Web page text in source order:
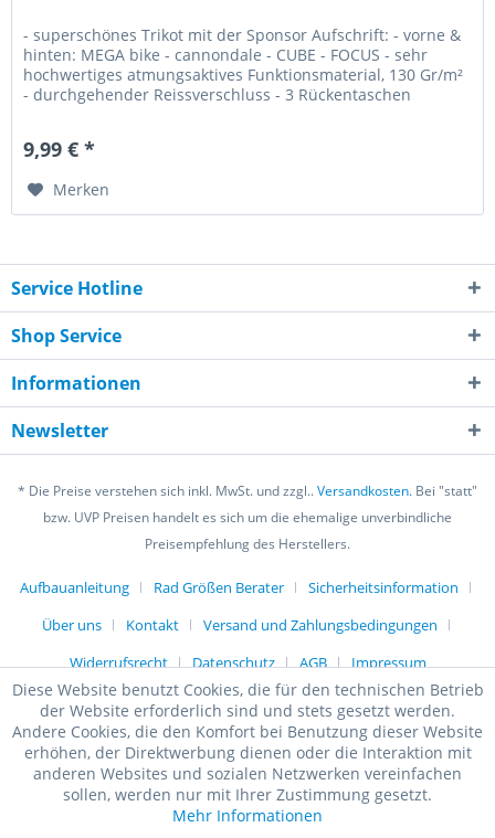
- superschönes Trikot mit der Sponsor Aufschrift: - vorne &
hinten: MEGA bike - cannondale - CUBE - FOCUS - sehr
hochwertiges atmungsaktives Funktionsmaterial, 130 Gr/m²
- durchgehender Reissverschluss - 3 Rückentaschen
9,99 € *
Merken
Service Hotline
Shop Service
Informationen
Newsletter
* Die Preise verstehen sich inkl. MwSt. und zzgl..Versandkosten. Bei "statt"
bzw. UVP Preisen handelt es sich um die ehemalige unverbindliche
Preisempfehlung des Herstellers.
Aufbauanleitung Rad Größen Berater
Sicherheitsinformation
Über uns
Kontakt
Versand und Zahlungsbedingungen
Widerrufsrecht
Datenschutz AGB Impressum
Diese Website benutzt Cookies, die für den technischen Betrieb
der Website erforderlich sind und stets gesetzt werden.
Andere Cookies, die den Komfort bei Benutzung dieser Website
erhöhen, der Direktwerbung dienen oder die Interaktion mit
anderen Websites und sozialen Netzwerken vereinfachen
sollen, werden nur mit Ihrer Zustimmung gesetzt.
Mehr Informationen